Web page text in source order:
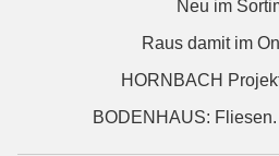
Neu im
Raus damit im
HORNBACH
BODENHAUS: